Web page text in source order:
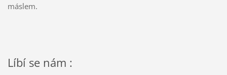
máslem.
Líbí se nám :